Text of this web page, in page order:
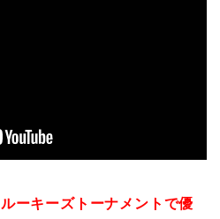
ルーキーズトーナメントで優